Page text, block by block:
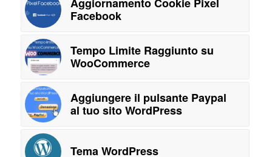
Aggiornamento Cookie Pixel
Facebook
Tempo Limite Raggiunto su
WooCommerce
Aggiungere il pulsante Paypal
al tuo sito WordPress
Tema WordPress